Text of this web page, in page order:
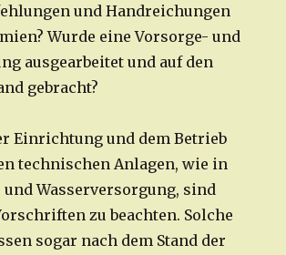
und Handreichungen
Wurde eine Vorsorge- und
ausgearbeitet und auf den
gebracht?
Einrichtung und dem Betrieb
technischen Anlagen, wie in
und Wasserversorgung, sind
zu beachten. Solche
sogar nach dem Stand der